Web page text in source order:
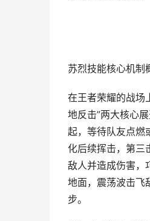
苏烈技能核心机制
在王者荣耀的战场
地反击”两大核心
起，等待队友点燃
化后续挥击，第三
敌人并造成伤害，
地面，震荡波击飞
步。